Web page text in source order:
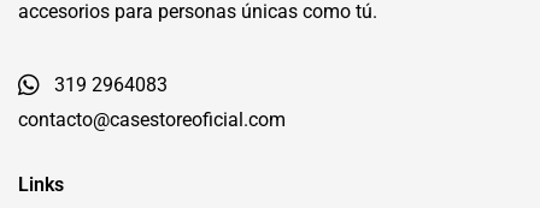
accesorios para personas únicas como tú.
319 2964083
contacto@casestoreoficial.com
Links